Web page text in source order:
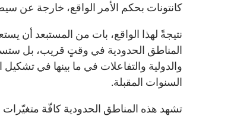
كانتونات بحكم الأمر الواقع، خارجة عن
نتيجةً لهذا الواقع، بات من المستبعد أن
المناطق الحدودية في وقتٍ قريب، بل
والدولية والتفاعلات في ما بينها في
السنوات المقبلة.
تشهد هذه المناطق الحدودية كافّة